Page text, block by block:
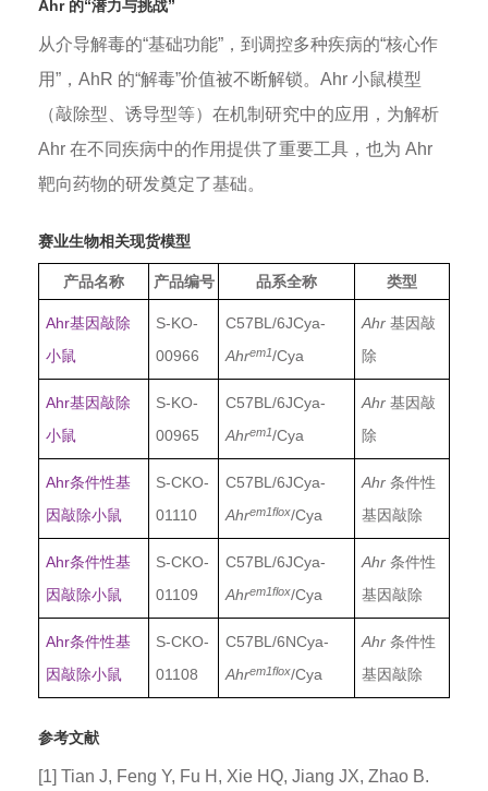
Ahr 的“潜力与挑战”
从介导解毒的“基础功能”，到调控多种疾病的“核心作
用”，AhR 的“解毒”价值被不断解锁。Ahr 小鼠模型
（敲除型、诱导型等）在机制研究中的应用，为解析
Ahr 在不同疾病中的作用提供了重要工具，也为 Ahr
靶向药物的研发奠定了基础。
赛业生物相关现货模型
产品名称 产品编号 品系全称 类型
Ahr基因敲除
小鼠
S-KO-
00966
C57BL/6JCya-
Ahrem1/Cya
Ahr 基因敲
除
Ahr基因敲除
小鼠
S-KO-
00965
C57BL/6JCya-
Ahrem1/Cya
Ahr 基因敲
除
Ahr条件性基
因敲除小鼠
S-CKO-
01110
C57BL/6JCya-
Ahrem1flox/Cya
Ahr 条件性
基因敲除
Ahr条件性基
因敲除小鼠
S-CKO-
01109
C57BL/6JCya-
Ahrem1flox/Cya
Ahr 条件性
基因敲除
Ahr条件性基
因敲除小鼠
S-CKO-
01108
C57BL/6NCya-
Ahrem1flox/Cya
Ahr 条件性
基因敲除
参考文献
[1] Tian J, Feng Y, Fu H, Xie HQ, Jiang JX, Zhao B.